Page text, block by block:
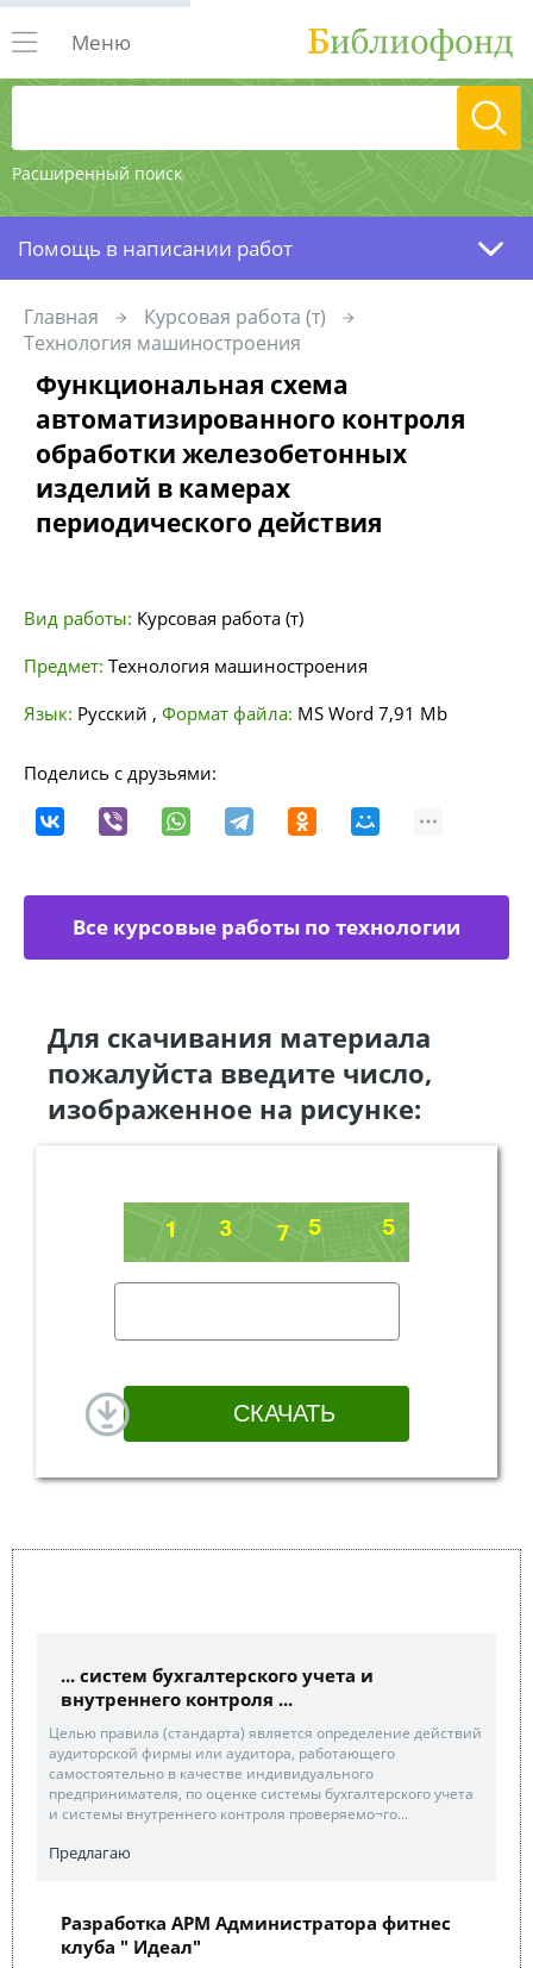
Расширенный поиск
Меню
Помощь в написании работ
Главная
Курсовая работа (т)
Технология машиностроения
Функциональная схема
автоматизированного контроля
обработки железобетонных
изделий в камерах
периодического действия
Вид работы: Курсовая работа (т)
Предмет: Технология машиностроения
Язык: Русский , Формат файла: MS Word 7,91 Mb
Поделись с друзьями:
Все курсовые работы по технологии
Для скачивания материала
пожалуйста введите число,
изображенное на рисунке:
... систем бухгалтерского учета и
внутреннего контроля ...
Целью правила (стандарта) является определение действий
аудиторской фирмы или аудитора, работающего
самостоятельно в качестве индивидуального
предпринимателя, по оценке системы бухгалтерского учета
и системы внутреннего контроля проверяемо¬го...
Предлагаю
Разработка АРМ Администратора фитнес
клуба " Идеал"